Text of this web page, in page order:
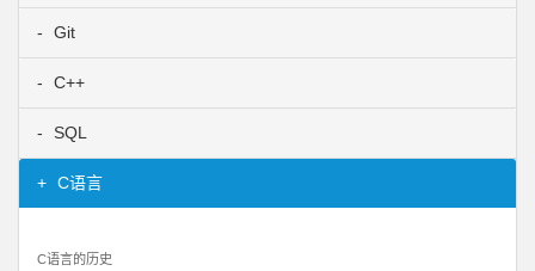
Git
C++
SQL
C语言
C语言的历史